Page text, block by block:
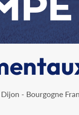
- Bourgogne